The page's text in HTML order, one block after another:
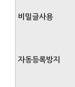
비밀글사용
자동등록방지